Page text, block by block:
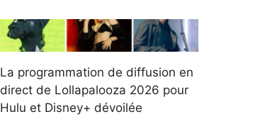
La programmation de diffusion en
direct de Lollapalooza 2026 pour
Hulu et Disney+ dévoilée